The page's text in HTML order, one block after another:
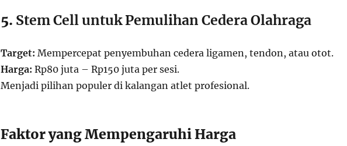
5. Stem Cell untuk Pemulihan Cedera Olahraga
Target: Mempercepat penyembuhan cedera ligamen, tendon, atau otot.
Harga: Rp80 juta – Rp150 juta per sesi.
Menjadi pilihan populer di kalangan atlet profesional.
Faktor yang Mempengaruhi Harga